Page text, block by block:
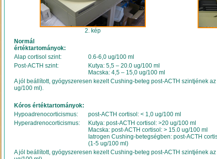
2. kép
Normál
értéktartományok:
Alap cortisol szint:
0.6-6,0 ug/100 ml
Post-ACTH szint:
Kutya: 5,5 – 20.0 ug/100 ml
Macska: 4,5 – 15,0 ug/100 ml
A jól beállított, gyógyszeresen kezelt Cushing-beteg post-ACTH szintjének
ug/100 ml).
Kóros értéktartományok:
Hypoadrenocorticismus:
post-ACTH cortisol: < 1,0 ug/100 ml
Hyperadrenocorticismus:
Kutya: post-ACTH cortisol: >20 ug/100 ml
Macska: post-ACTH cortisol: > 15.0 ug/100 ml
Iatrogen Cushing-betegségben: post-ACTH
(1-5 ug/100 ml)
A jól beállított, gyógyszeresen kezelt Cushing-beteg post-ACTH szintjének